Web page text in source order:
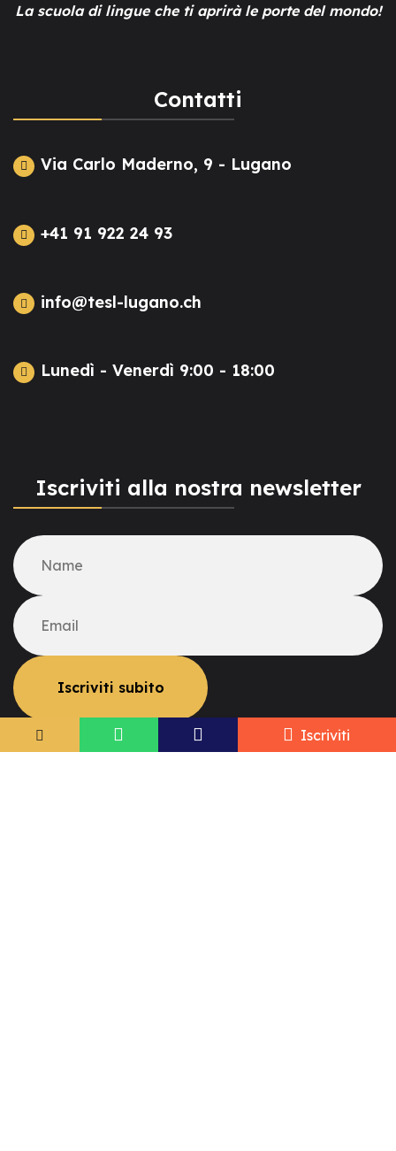
La scuola di lingue che ti aprirà le porte del mondo!
Contatti
Via Carlo Maderno, 9 - Lugano
+41 91 922 24 93
info@tesl-lugano.ch
Lunedì - Venerdì 9:00 - 18:00
Iscriviti alla nostra newsletter
Iscriviti